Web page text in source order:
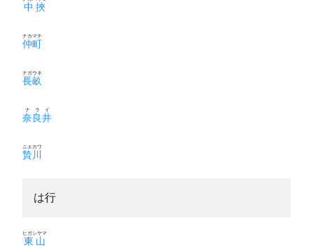
中挾
仲町
ナカマチ
長畝
ナガウネ
奈良井
ナライ
贄川
ニエカワ
は行
東山
ヒガシヤマ